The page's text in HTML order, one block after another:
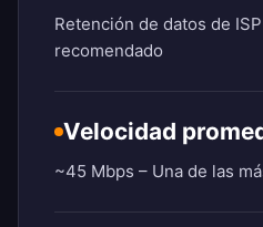
Retención de datos de
recomendado
Velocidad
~45 Mbps – Una de las